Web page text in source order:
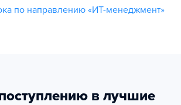
по направлению «ИТ-менеджмент»
в лучшие